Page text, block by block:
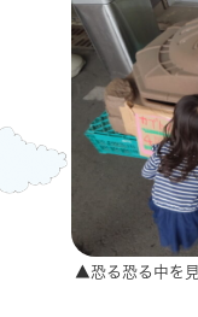
▲恐る恐る中を